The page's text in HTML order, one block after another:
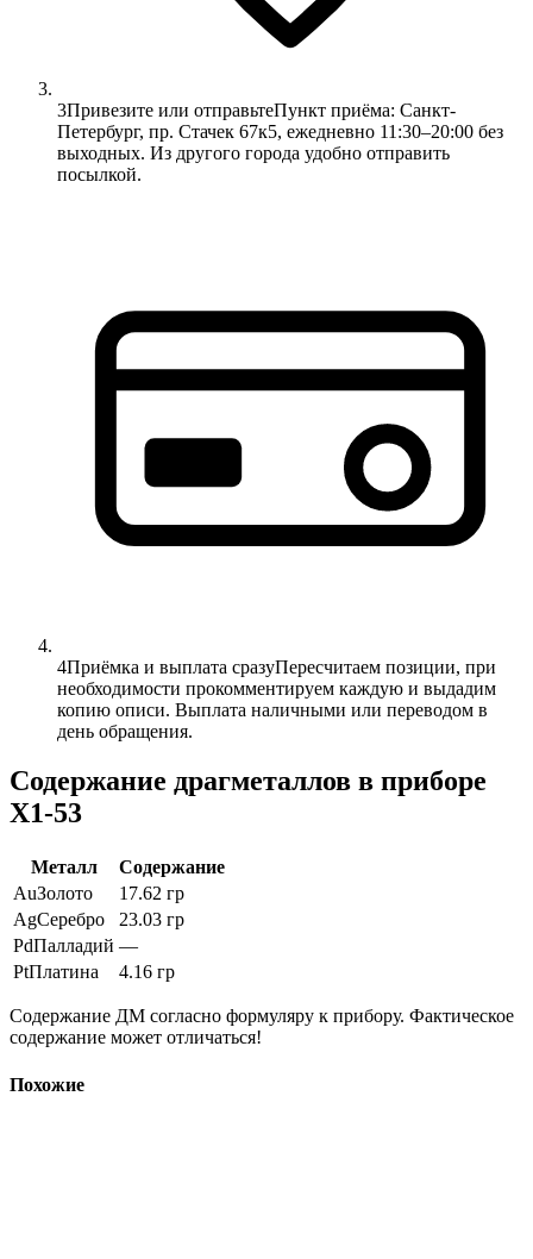
3Привезите или отправьтеПункт приёма: Санкт-
Петербург, пр. Стачек 67к5, ежедневно 11:30–20:00 без
выходных. Из другого города удобно отправить
посылкой.
4Приёмка и выплата сразуПересчитаем позиции, при
необходимости прокомментируем каждую и выдадим
копию описи. Выплата наличными или переводом в
день обращения.
Содержание драгметаллов в приборе
Х1-53
Металл
Содержание
AuЗолото
17.62 гр
AgСеребро
23.03 гр
PdПалладий —
PtПлатина 4.16 гр
Содержание ДМ согласно формуляру к прибору. Фактическое
содержание может отличаться!
Похожие